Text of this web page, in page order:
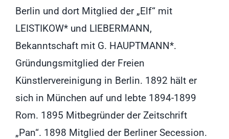
Berlin und dort Mitglied der „Elf“ mit
LEISTIKOW* und LIEBERMANN,
Bekanntschaft mit G. HAUPTMANN*.
Gründungsmitglied der Freien
Künstlervereinigung in Berlin. 1892 hält er
sich in München auf und lebte 1894-1899
Rom. 1895 Mitbegründer der Zeitschrift
„Pan“. 1898 Mitglied der Berliner Secession.